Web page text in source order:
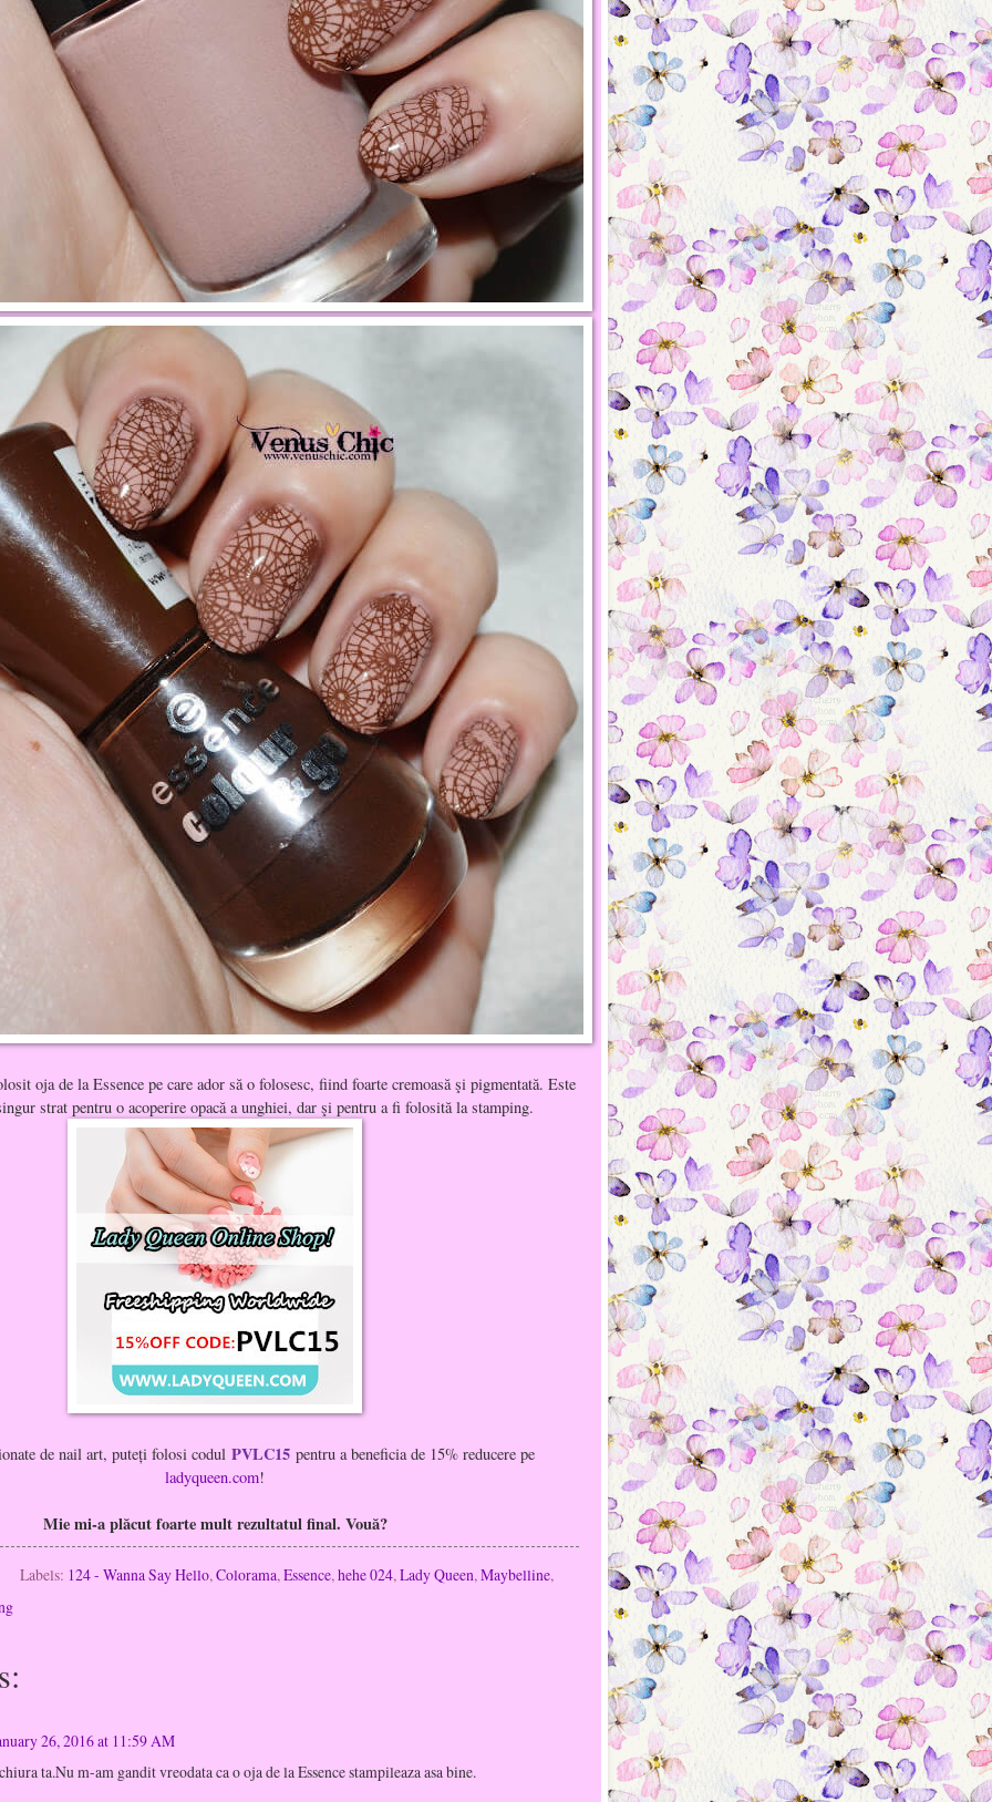
oja de la Essence pe care ador să o folosesc, fiind foarte cremoasă şi pigmentată. Este
strat pentru o acoperire opacă a unghiei, dar şi pentru a fi folosită la stamping.
de nail art, puteți folosi codul PVLC15 pentru a beneficia de 15% reducere pe
ladyqueen.com!
Mie mi-a plăcut foarte mult rezultatul final. Vouă?
Labels: 124 - Wanna Say Hello,Colorama,Essence,hehe 024,Lady Queen,Maybelline,
26, 2016 at 11:59 AM
ta.Nu m-am gandit vreodata ca o oja de la Essence stampileaza asa bine.